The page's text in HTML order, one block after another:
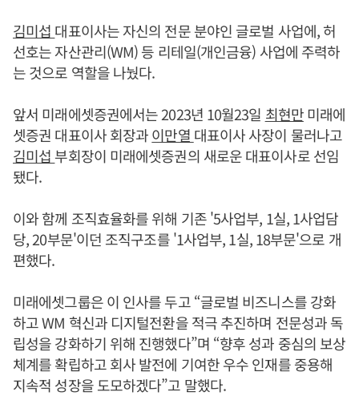
김미섭 대표이사는 자신의 전문 분야인 글로벌 사업에, 허
선호는 자산관리(WM) 등 리테일(개인금융) 사업에 주력하
는 것으로 역할을 나눴다.
앞서 미래에셋증권에서는 2023년 10월23일 최현만미래에
셋증권 대표이사 회장과이만열 대표이사 사장이 물러나고
김미섭부회장이 미래에셋증권의 새로운 대표이사로 선임
됐다.
이와 함께 조직효율화를 위해 기존 '5사업부, 1실, 1사업담
당, 20부문'이던 조직구조를 '1사업부, 1실, 18부문'으로 개
편했다.
미래에셋그룹은 이 인사를 두고 “글로벌 비즈니스를 강화
하고 WM 혁신과 디지털전환을 적극 추진하며 전문성과 독
립성을 강화하기 위해 진행했다”며 “향후 성과 중심의 보상
체계를 확립하고 회사 발전에 기여한 우수 인재를 중용해
지속적 성장을 도모하겠다”고 말했다.